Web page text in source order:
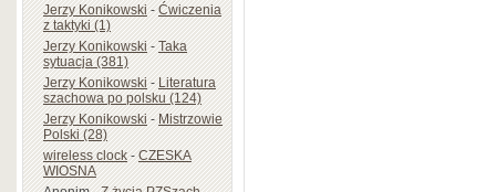
Jerzy Konikowski-Ćwiczenia
z taktyki (1)
Jerzy Konikowski-Taka
sytuacja (381)
Jerzy Konikowski-Literatura
szachowa po polsku (124)
Jerzy Konikowski-Mistrzowie
Polski (28)
wireless clock-CZESKA
WIOSNA